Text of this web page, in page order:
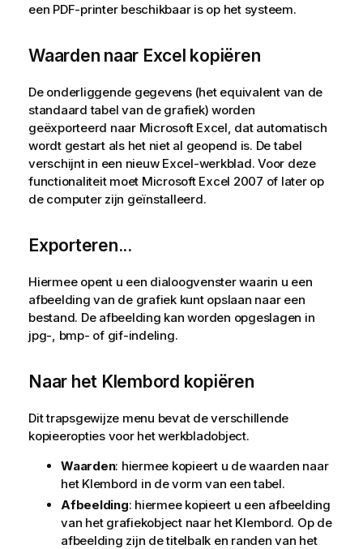
een PDF-printer beschikbaar is op het systeem.
Waarden naar Excel kopiëren
De onderliggende gegevens (het equivalent van de
standaard tabel van de grafiek) worden
geëxporteerd naar Microsoft Excel, dat automatisch
wordt gestart als het niet al geopend is. De tabel
verschijnt in een nieuw Excel-werkblad. Voor deze
functionaliteit moet Microsoft Excel 2007 of later op
de computer zijn geïnstalleerd.
Exporteren...
Hiermee opent u een dialoogvenster waarin u een
afbeelding van de grafiek kunt opslaan naar een
bestand. De afbeelding kan worden opgeslagen in
jpg-, bmp- of gif-indeling.
Naar het Klembord kopiëren
Dit trapsgewijze menu bevat de verschillende
kopieeropties voor het werkbladobject.
Waarden: hiermee kopieert u de waarden naar
het Klembord in de vorm van een tabel.
Afbeelding: hiermee kopieert u een afbeelding
van het grafiekobject naar het Klembord. Op de
afbeelding zijn de titelbalk en randen van het